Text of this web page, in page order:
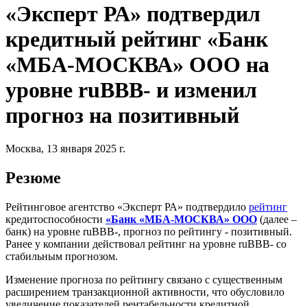
«Эксперт РА» подтвердил
кредитный рейтинг «Банк
«МБА-МОСКВА» ООО на
уровне ruBBB- и изменил
прогноз на позитивный
Москва, 13 января 2025 г.
Резюме
Рейтинговое агентство «Эксперт РА» подтвердило рейтинг
кредитоспособности «Банк «МБА-МОСКВА» ООО (далее –
банк) на уровне ruВBB-, прогноз по рейтингу - позитивный.
Ранее у компании действовал рейтинг на уровне ruВBB- со
стабильным прогнозом.
Изменение прогноза по рейтингу связано с существенным
расширением транзакционной активности, что обусловило